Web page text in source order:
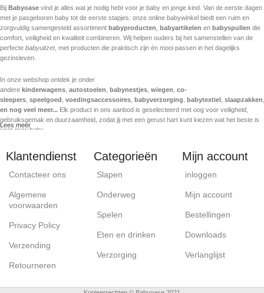
Bij Babyoase vind je alles wat je nodig hebt voor je baby en jonge kind. Van de eerste dagen
met je pasgeboren baby tot de eerste stapjes: onze online babywinkel biedt een ruim en
zorgvuldig samengesteld assortiment babyproducten babyartikelen en babyspullen die
comfort, veiligheid en kwaliteit combineren. Wij helpen ouders bij het samenstellen van de
perfecte babyuitzet, met producten die praktisch zijn én mooi passen in het dagelijks
gezinsleven.
In onze webshop ontdek je onder
andere kinderwagens autostoelen babynestjes wiegen co-
sleepers speelgoed voedingsaccessoires babyverzorging babytextiel slaapzakken
en nog veel meer... Elk product in ons aanbod is geselecteerd met oog voor veiligheid,
gebruiksgemak en duurzaamheid, zodat jij met een gerust hart kunt kiezen wat het beste is
voor jouw baby.
Babyoase staat voor betrouwbare kwaliteit en werkt samen met sterke en gekende
babymerken. We volgen de nieuwste trends in babyproducten, maar verliezen daarbij nooit
het belang van comfort en veiligheid uit het oog. Of je nu op zoek bent naar een veilige
kinderwagen voor dagelijks gebruik, een comfortabele autostoel voor onderweg of zacht
textiel voor een rustgevende babykamer, bij Babyoase ben je aan het juiste adres.
Onze klanten waarderen Babyoase om de snelle levering, goede service en correcte prijs-
kwaliteitverhouding. Als online babywinkel willen wij het ouders zo eenvoudig mogelijk maken
om alles voor hun baby op één plek te vinden. Daarom blijven we ons assortiment uitbreiden
met kwalitatieve en betaalbare babyartikelen die passen bij elke levensfase.
Babyoase is er voor aanstaande ouders, jonge gezinnen en iedereen die op zoek is naar
Lees meer
Klantendienst
Contacteer ons
Algemene
voorwaarden
Privacy Policy
Verzending
Retourneren
Categorieën
Slapen
Onderweg
Spelen
Eten en drinken
Verzorging
Mijn account
inloggen
Mijn account
Bestellingen
Downloads
Verlanglijst